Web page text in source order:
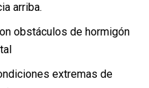
arriba.
obstáculos de hormigón
extremas de